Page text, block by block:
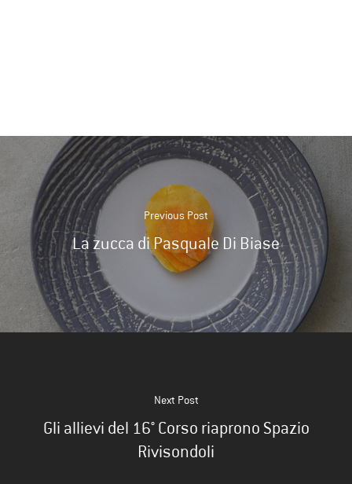
Previous Post
La zucca di Pasquale Di Biase
Next Post
Gli allievi del 16° Corso riaprono Spazio
Rivisondoli